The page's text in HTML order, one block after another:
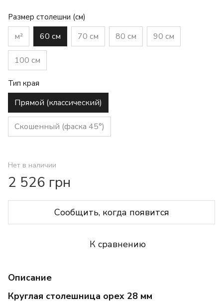
Размер столешни (см)
м² 60 см 70 см 80 см 90 см
100 см
Тип края
Прямой (классический)
Скошенный (фаска 45°)
Нет в наличии
2 526 грн
Сообщить, когда появится
К сравнению
Описание
Круглая столешница орех 28 мм